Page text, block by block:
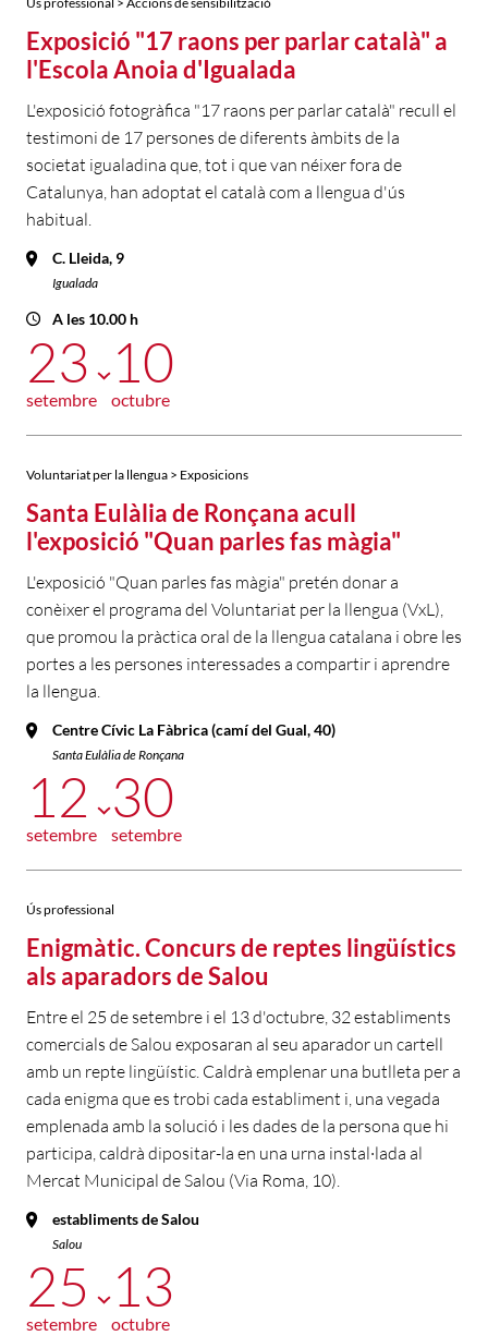
Exposició "17 raons per parlar català" a
l'Escola Anoia d'Igualada
L'exposició fotogràfica "17 raons per parlar català" recull el
testimoni de 17 persones de diferents àmbits de la
societat igualadina que, tot i que van néixer fora de
Catalunya, han adoptat el català com a llengua d'ús
habitual.
C. Lleida, 9
Igualada
A les 10.00 h
23
setembre
10
octubre
Voluntariat per la llengua > Exposicions
Santa Eulàlia de Ronçana acull
l'exposició "Quan parles fas màgia"
L'exposició "Quan parles fas màgia" pretén donar a
conèixer el programa del Voluntariat per la llengua (VxL),
que promou la pràctica oral de la llengua catalana i obre les
portes a les persones interessades a compartir i aprendre
la llengua.
Centre Cívic La Fàbrica (camí del Gual, 40)
Santa Eulàlia de Ronçana
12
setembre
30
setembre
Ús professional
Enigmàtic. Concurs de reptes lingüístics
als aparadors de Salou
Entre el 25 de setembre i el 13 d'octubre, 32 establiments
comercials de Salou exposaran al seu aparador un cartell
amb un repte lingüístic. Caldrà emplenar una butlleta per a
cada enigma que es trobi cada establiment i, una vegada
emplenada amb la solució i les dades de la persona que hi
participa, caldrà dipositar-la en una urna instal·lada al
Mercat Municipal de Salou (Via Roma, 10).
establiments de Salou
Salou
25
setembre
13
octubre